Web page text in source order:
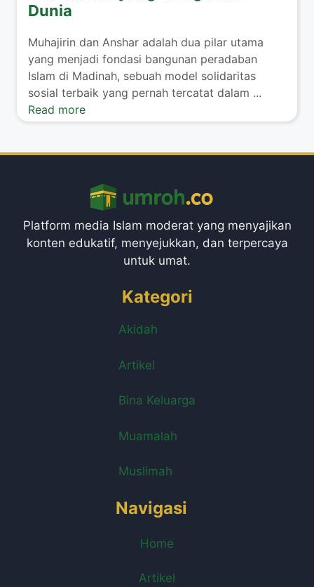
Dunia
Muhajirin dan Anshar adalah dua pilar utama
yang menjadi fondasi bangunan peradaban
Islam di Madinah, sebuah model solidaritas
sosial terbaik yang pernah tercatat dalam ...
Read more
Platform media Islam moderat yang menyajikan
konten edukatif, menyejukkan, dan terpercaya
untuk umat.
Kategori
Akidah
Artikel
Bina Keluarga
Muamalah
Muslimah
Navigasi
Home
Artikel